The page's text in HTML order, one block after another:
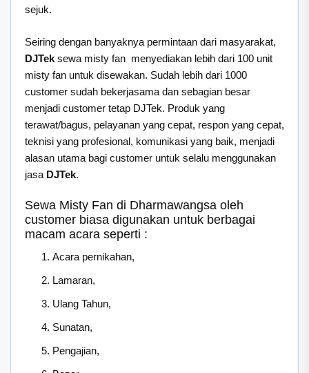
sejuk.
Seiring dengan banyaknya permintaan dari masyarakat,
DJTek sewa misty fan menyediakan lebih dari 100 unit
misty fan untuk disewakan. Sudah lebih dari 1000
customer sudah bekerjasama dan sebagian besar
menjadi customer tetap DJTek. Produk yang
terawat/bagus, pelayanan yang cepat, respon yang cepat,
teknisi yang profesional, komunikasi yang baik, menjadi
alasan utama bagi customer untuk selalu menggunakan
jasa DJTek.
Sewa Misty Fan di Dharmawangsa oleh
customer biasa digunakan untuk berbagai
macam acara seperti :
Acara pernikahan,
Lamaran,
Ulang Tahun,
Sunatan,
Pengajian,